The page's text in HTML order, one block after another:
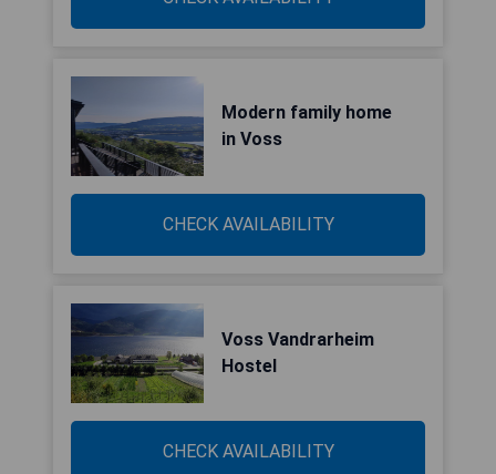
Modern family home
in Voss
CHECK AVAILABILITY
Voss Vandrarheim
Hostel
CHECK AVAILABILITY